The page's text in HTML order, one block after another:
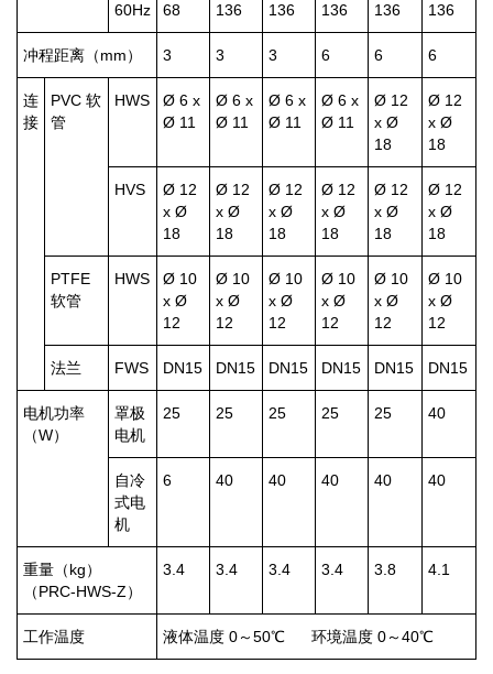
60Hz 68 136 136 136 136 136
冲程距离（mm） 3 3 3 6 6 6
连
接
PVC 软
管
HWS
Ø 6 x
Ø 11
Ø 6 x
Ø 11
Ø 6 x
Ø 11
Ø 6 x
Ø 11
Ø 12
x Ø
18
Ø 12
x Ø
18
HVS
Ø 12
x Ø
18
Ø 12
x Ø
18
Ø 12
x Ø
18
Ø 12
x Ø
18
Ø 12
x Ø
18
Ø 12
x Ø
18
PTFE
软管
HWS
Ø 10
x Ø
12
Ø 10
x Ø
12
Ø 10
x Ø
12
Ø 10
x Ø
12
Ø 10
x Ø
12
Ø 10
x Ø
12
法兰 FWS DN15 DN15 DN15 DN15 DN15 DN15
电机功率
（W）
罩极
电机
25 25 25 25 25 40
自冷
式电
机
6 40 40 40 40 40
重量（kg）
（PRC-HWS-Z）
3.4 3.4 3.4 3.4 3.8 4.1
工作温度 液体温度 0～50℃ 环境温度 0～40℃